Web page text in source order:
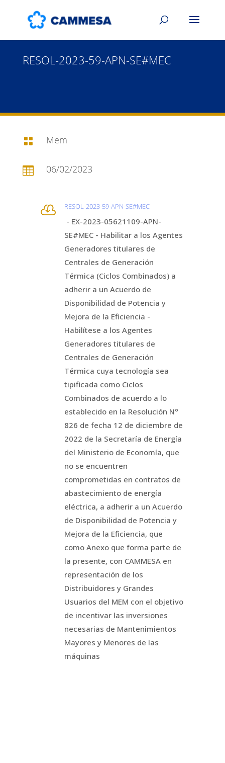
RESOL-2023-59-APN-SE#MEC
 Mem
 06/02/2023
 RESOL-2023-59-APN-SE#MEC
- EX-2023-05621109-APN-
SE#MEC - Habilitar a los Agentes
Generadores titulares de
Centrales de Generación
Térmica (Ciclos Combinados) a
adherir a un Acuerdo de
Disponibilidad de Potencia y
Mejora de la Eficiencia -
Habilítese a los Agentes
Generadores titulares de
Centrales de Generación
Térmica cuya tecnología sea
tipificada como Ciclos
Combinados de acuerdo a lo
establecido en la Resolución N°
826 de fecha 12 de diciembre de
2022 de la Secretaría de Energía
del Ministerio de Economía, que
no se encuentren
comprometidas en contratos de
abastecimiento de energía
eléctrica, a adherir a un Acuerdo
de Disponibilidad de Potencia y
Mejora de la Eficiencia, que
como Anexo que forma parte de
la presente, con CAMMESA en
representación de los
Distribuidores y Grandes
Usuarios del MEM con el objetivo
de incentivar las inversiones
necesarias de Mantenimientos
Mayores y Menores de las
máquinas